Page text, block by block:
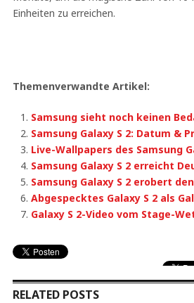
Einheiten zu erreichen.
Themenverwandte Artikel:
Samsung sieht noch keinen
Samsung Galaxy S 2: Datum &
Live-Wallpapers des Samsung
Samsung Galaxy S 2 erreicht
Samsung Galaxy S 2 erobert
Abgespecktes Galaxy S 2 als
Galaxy S 2-Video vom Stage-
RELATED POSTS